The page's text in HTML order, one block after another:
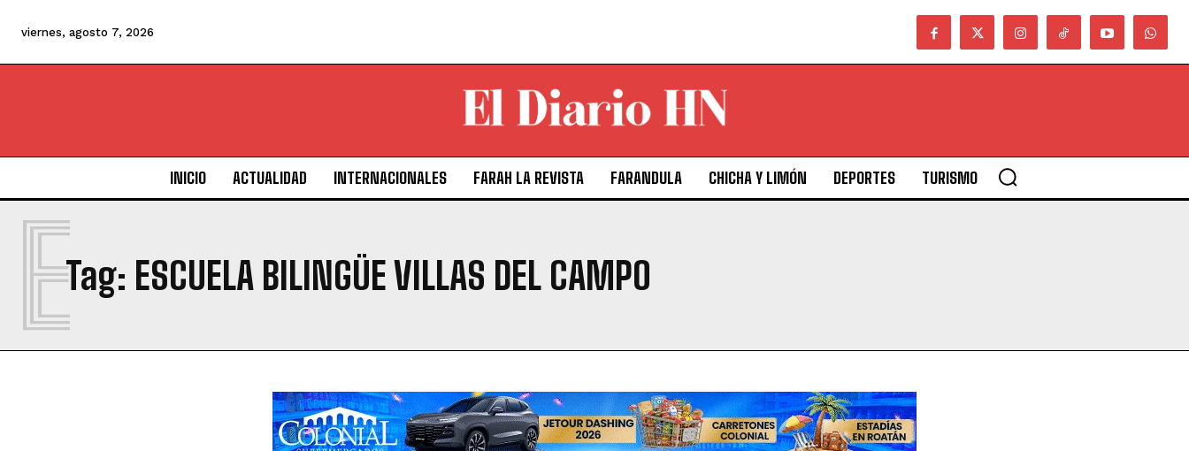
viernes, agosto 7, 2026
INICIO ACTUALIDAD INTERNACIONALES FARAH LA REVISTA FARANDULA CHICHA Y LIMÓN DEPORTES TURISMO
Tag: ESCUELA BILINGÜE VILLAS DEL CAMPO
E